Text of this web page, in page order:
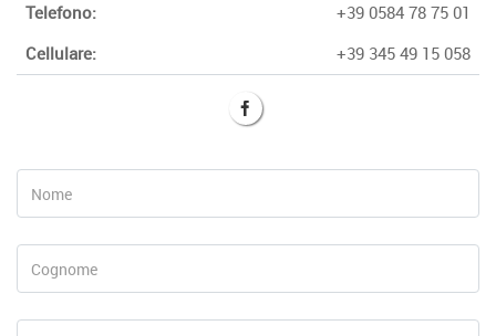
Telefono:
+39 0584 78 75 01
Cellulare:
+39 345 49 15 058